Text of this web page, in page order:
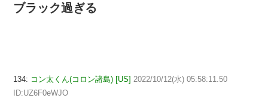
ブラック過ぎる
134: コン太くん(コロン諸島) [US] 2022/10/12(水) 05:58:11.50
ID:UZ6F0eWJO